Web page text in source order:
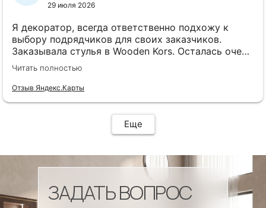
29 июля 2026
Я декоратор, всегда ответственно подхожу к
выбору подрядчиков для своих заказчиков.
Заказывала стулья в Wooden Kors. Осталась очень
довольна качеством, скоростью исполнения,
доставкой! А особенно
клиентоориентированностью менеджеров. Все
удобством гостей! Особенно приятно было то, что
по запросу выслали образцы тканей обивки и я
сочетающееся с основным текстилем ресторана.
Читать полностью
Отзыв Яндекс.Карты
Еще
ЗАДАТЬ ВОПРОС